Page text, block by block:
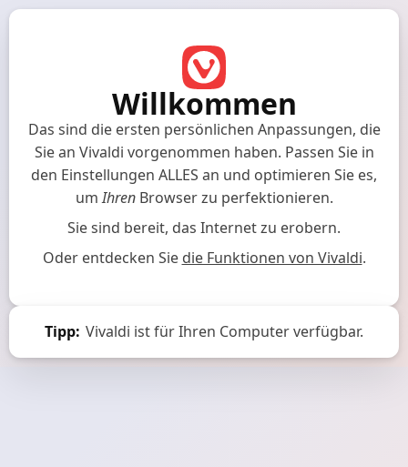
Willkommen
Das sind die ersten persönlichen Anpassungen, die
Sie an Vivaldi vorgenommen haben. Passen Sie in
den Einstellungen ALLES an und optimieren Sie es,
umIhrenBrowser zu perfektionieren.
Sie sind bereit, das Internet zu erobern.
Oder entdecken Sie die Funktionen von Vivaldi.
Tipp: Vivaldi ist für Ihren Computer verfügbar.